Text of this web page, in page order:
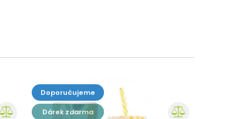
doporučujeme
dárek zdarma